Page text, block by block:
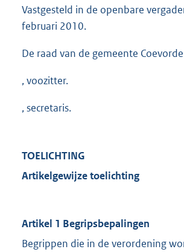
Vastgesteld in de openbare
februari 2010.
De raad van de gemeente
, voozitter.
, secretaris.
TOELICHTING
Artikelgewijzetoelichting
Artikel 1 Begripsbepalingen
Begrippen die in de verordening